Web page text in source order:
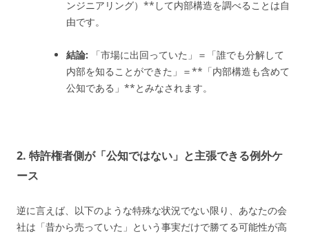
ンジニアリング）**して内部構造を調べることは自
由です。
結論: 「市場に出回っていた」＝「誰でも分解して
内部を知ることができた」＝**「内部構造も含めて
公知である」**とみなされます。
2. 特許権者側が「公知ではない」と主張できる例外ケ
ース
逆に言えば、以下のような特殊な状況でない限り、あなたの会
社は「昔から売っていた」という事実だけで勝てる可能性が高